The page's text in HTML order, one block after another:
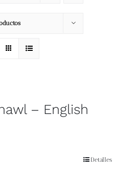
About
Tienda
Videos – English
Detalles